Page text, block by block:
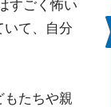
すごく怖い
いて、自分
たちや親